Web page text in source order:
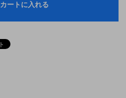
カートに入れる